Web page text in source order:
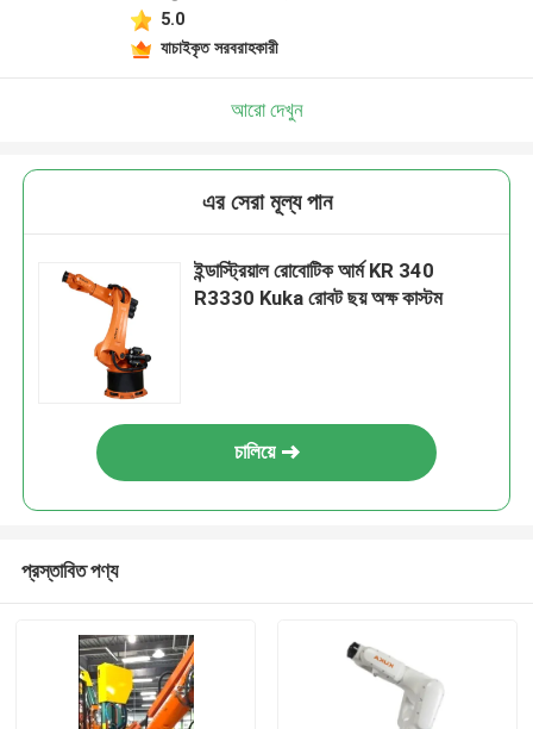
5.0
যাচাইকৃত সরবরাহকারী
আরো দেখুন
এর সেরা মূল্য পান
ইন্ডাস্ট্রিয়াল রোবোটিক আর্ম KR 340
R3330 Kuka রোবট ছয় অক্ষ কাস্টম
চালিয়ে
প্রস্তাবিত পণ্য